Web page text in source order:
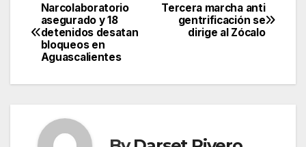
Post
navigation
Tercera marcha anti
gentrificación se
dirige al Zócalo
Narcolaboratorio
asegurado y 18
detenidos desatan
bloqueos en
Aguascalientes